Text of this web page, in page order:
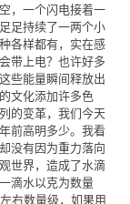
，一个闪电接着一
足持续了一两个小
各样都有，实在感
带上电？也许好多
些能量瞬间释放出
文化添加许多色
的变革，我们今天
前高明多少。我看
没有因为重力落向
世界，造成了水滴
滴水以克为数量
右数量级，如果用